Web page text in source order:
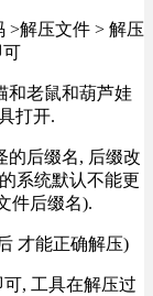
>解压文件 > 解压
可
和老鼠和葫芦娃
打开.
的后缀名, 后缀改
系统默认不能更
件后缀名).
才能正确解压)
, 工具在解压过